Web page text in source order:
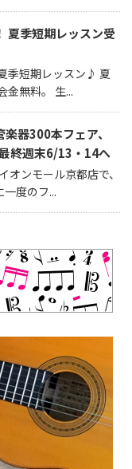
夏季短期レッスン受
季短期レッスン♪ 夏
金無料。 生...
楽器300本フェア、
終週末6/13・14へ
ンモール京都店で、
度のフ...